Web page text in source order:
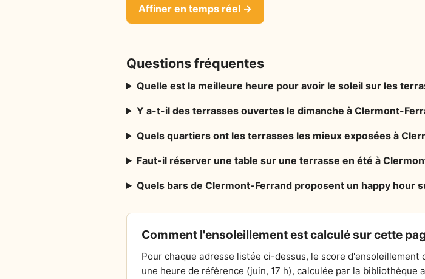
Affiner en temps réel →
Questions fréquentes
Quelle est la meilleure heure pour avoir le soleil sur les
Y a-t-il des terrasses ouvertes le dimanche à Clermont-
Quels quartiers ont les terrasses les mieux exposées à
Faut-il réserver une table sur une terrasse en été à
Quels bars de Clermont-Ferrand proposent un happy hour
Comment l'ensoleillement est calculé sur cette
Pour chaque adresse listée ci-dessus, le score d'ensoleillement
une heure de référence (juin, 17 h), calculée par la bibliothèque